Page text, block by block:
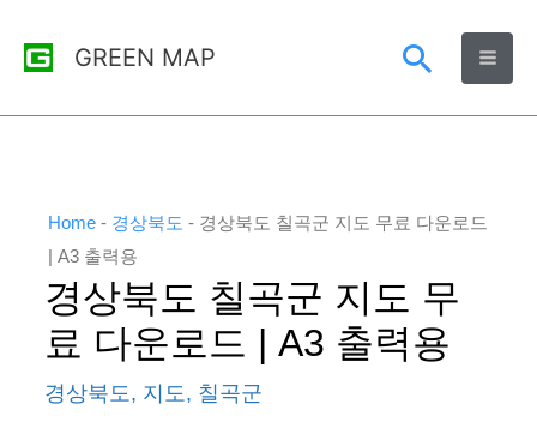
GREEN MAP
검
색
Home - 경상북도 - 경상북도 칠곡군 지도 무료 다운로드
| A3 출력용
경상북도 칠곡군 지도 무
료 다운로드 | A3 출력용
경상북도, 지도, 칠곡군